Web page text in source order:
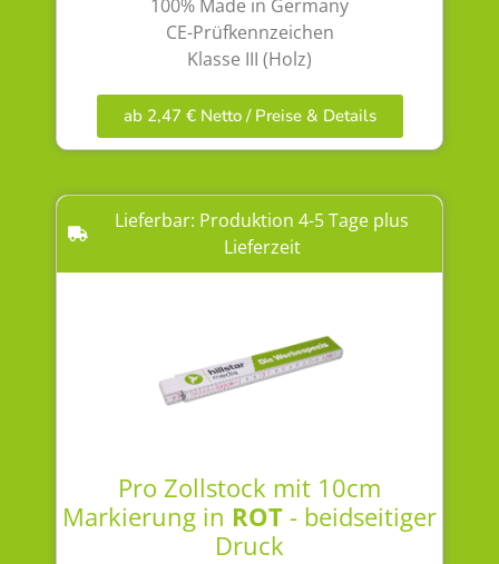
100% Made in Germany
CE-Prüfkennzeichen
Klasse III (Holz)
ab 2,47 € Netto / Preise & Details
Lieferbar: Produktion 4-5 Tage plus
Lieferzeit
Pro Zollstock mit 10cm
Markierung in ROT- beidseitiger
Druck